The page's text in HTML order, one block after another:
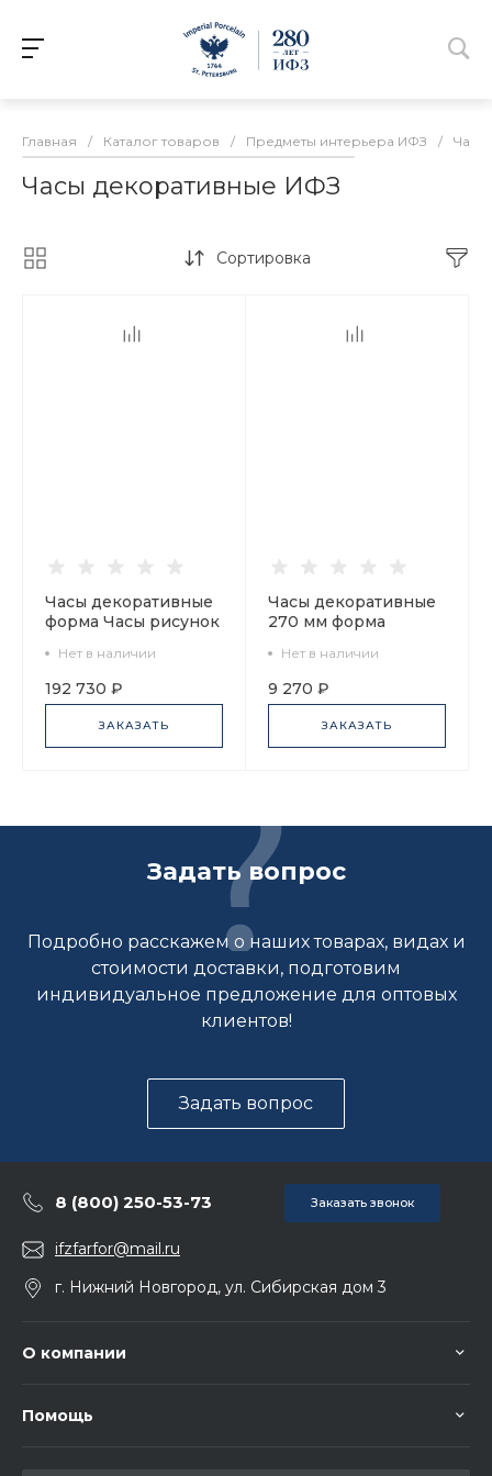
Главная / Каталог товаров / Предметы интерьера ИФЗ / Часы
Часы декоративные ИФЗ
Сортировка
Часы декоративные
форма Часы рисунок
82.58120.00.1
Нет в наличии
192 730 ₽
ЗАКАЗАТЬ
Часы декоративные
270 мм форма
рисунок Щелкунчик
арт. 81.24783.00.1
Нет в наличии
9 270 ₽
ЗАКАЗАТЬ
Задать вопрос
Подробно расскажем о наших товарах, видах и
стоимости доставки, подготовим
индивидуальное предложение для оптовых
клиентов!
Задать вопрос
8 (800) 250-53-73 Заказать звонок
ifzfarfor@mail.ru
г. Нижний Новгород, ул. Сибирская дом 3
О компании
Помощь